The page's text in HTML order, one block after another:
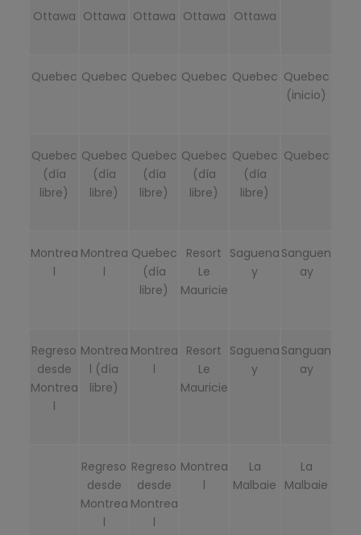
Ottawa Ottawa Ottawa Ottawa Ottawa
Quebec Quebec Quebec Quebec Quebec Quebec
(inicio)
Quebec
(día
libre)
Quebec
(día
libre)
Quebec
(día
libre)
Quebec
(día
libre)
Quebec
(día
libre)
Quebec
Montrea
l
Montrea
l
Quebec
(día
libre)
Resort
Le
Mauricie
Saguena
y
Sanguen
ay
Regreso
desde
Montrea
l
Montrea
l (día
libre)
Montrea
l
Resort
Le
Mauricie
Saguena
y
Sanguan
ay
Regreso
desde
Montrea
l
Regreso
desde
Montrea
l
Montrea
l
La
Malbaie
La
Malbaie